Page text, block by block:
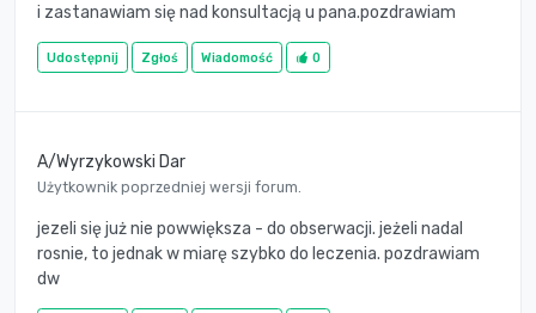
i zastanawiam się nad konsultacją u pana.pozdrawiam
Udostępnij Zgłoś Wiadomość 0
A/Wyrzykowski Dar
Użytkownik poprzedniej wersji forum.
jezeli się już nie powwiększa - do obserwacji. jeżeli nadal
rosnie, to jednak w miarę szybko do leczenia. pozdrawiam
dw